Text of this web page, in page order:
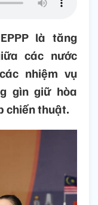
là tăng
các nước
nhiệm vụ
gìn giữ hòa
chiến thuật.